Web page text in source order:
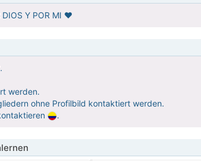
DIOS Y POR MI ♥️
.
werden.
ohne Profilbild kontaktiert werden.
.